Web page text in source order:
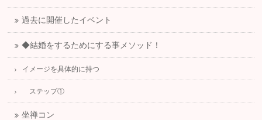
過去に開催したイベント
◆結婚をするためにする事メソッド！
イメージを具体的に持つ
ステップ①
坐禅コン